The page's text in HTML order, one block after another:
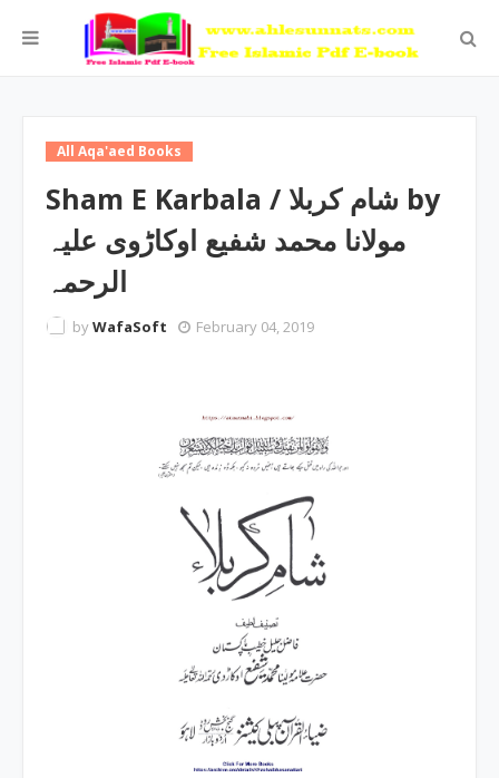
All Aqa'aed Books
Sham E Karbala / شام کربلا by
مولانا محمد شفیع اوکاڑوی علیہ
الرحمہ
byWafaSoft February 04, 2019